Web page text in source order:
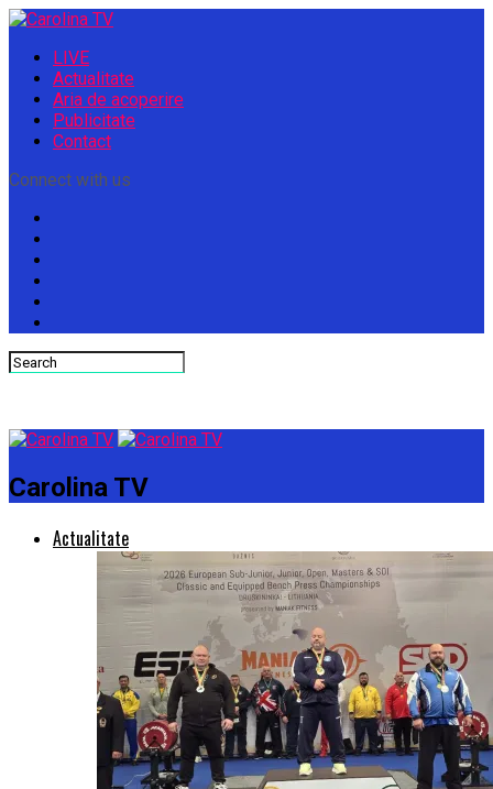
LIVE
Actualitate
Aria de acoperire
Publicitate
Contact
Connect with us
Carolina TV
Actualitate